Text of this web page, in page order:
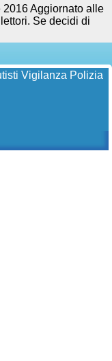
Vigilanza Polizia
Aggiornato alle
Se decidi di